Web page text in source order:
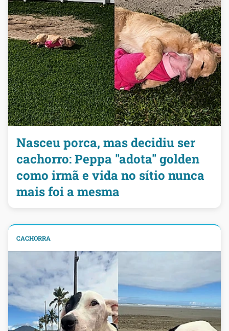
Nasceu porca, mas decidiu ser
cachorro: Peppa "adota" golden
como irmã e vida no sítio nunca
mais foi a mesma
CACHORRA